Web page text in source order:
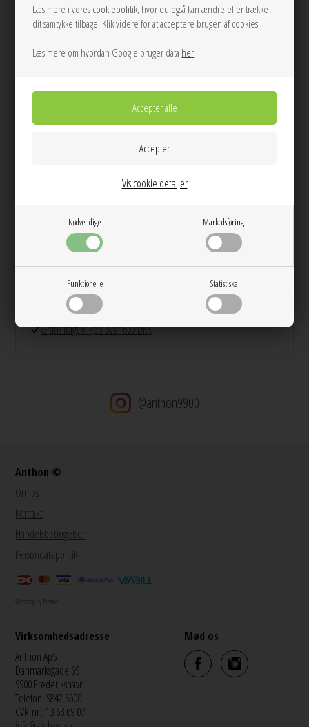
Læs mere i vores cookiepolitik, hvor du også kan ændre eller trække
dit samtykke tilbage. Klik videre for at acceptere brugen af cookies.
Læs mere om hvordan Google bruger data her.
Nødvendige Markedsføring
Funktionelle Statistiske
Vis cookie detaljer
Tilføj til Ønskeskyen
Prehnitten er en drømmesten, som er dybt forbundet med hjertechakraet.
beskyttende energi og er med til at skabe lethed og flow til dit liv. Dette er
et energiredskab, som jeg vil anbefale, hvis du ønsker at nå længere ind i
Spørg til varen Levering
Farver: Forgyldt - Prehnit
Materiale: Sterling sølv (925) belagt med 18 karats guld, Prehnit
Dag til dag levering på hverdage
14 dages returret
Stor kundetilfredshed
Gratis ombytning
Gratis fragt v. køb over 600 DKK
@anthon9900
Anthon ©
Om os
Kontakt
Handelsbetingelser
Persondatapolitik
Webshop by Bewise
Virksomhedsadresse
Anthon ApS
Danmarksgade 69
9900 Frederikshavn
Telefon: 9842 5600
CVR-nr.: 13 63 69 07
Mød os